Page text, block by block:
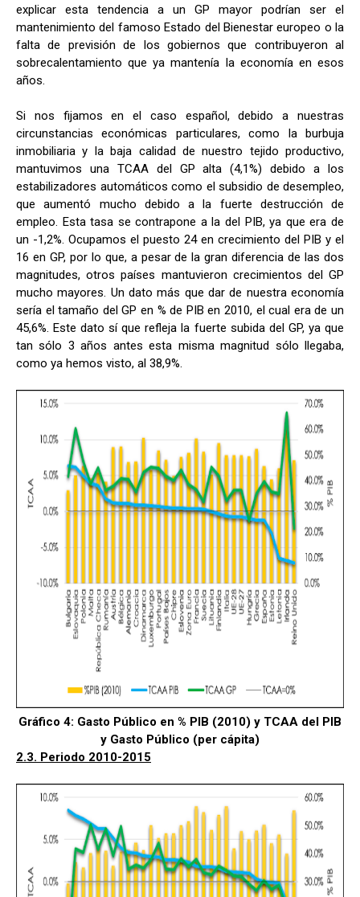
explicar esta tendencia a un GP mayor podrían ser el
mantenimiento del famoso Estado del Bienestar europeo o la
falta de previsión de los gobiernos que contribuyeron al
sobrecalentamiento que ya mantenía la economía en esos
años.
Si nos fijamos en el caso español, debido a nuestras
circunstancias económicas particulares, como la burbuja
inmobiliaria y la baja calidad de nuestro tejido productivo,
mantuvimos una TCAA del GP alta (4,1%) debido a los
estabilizadores automáticos como el subsidio de desempleo,
que aumentó mucho debido a la fuerte destrucción de
empleo. Esta tasa se contrapone a la del PIB, ya que era de
un -1,2%. Ocupamos el puesto 24 en crecimiento del PIB y el
16 en GP, por lo que, a pesar de la gran diferencia de las dos
magnitudes, otros países mantuvieron crecimientos del GP
mucho mayores. Un dato más que dar de nuestra economía
sería el tamaño del GP en % de PIB en 2010, el cual era de un
45,6%. Este dato sí que refleja la fuerte subida del GP, ya que
tan sólo 3 años antes esta misma magnitud sólo llegaba,
como ya hemos visto, al 38,9%.
Gráfico 4: Gasto Público en % PIB (2010) y TCAA del PIB
y Gasto Público (per cápita)
2.3. Periodo 2010-2015